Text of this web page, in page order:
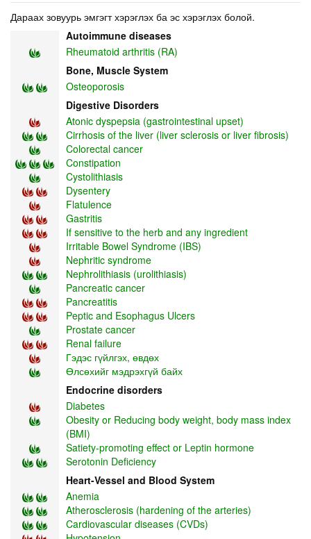
Дараах зовуурь эмгэгт хэрэглэх ба эс хэрэглэх болой.
Autoimmune diseases
Rheumatoid arthritis (RA)
Bone, Muscle System
Osteoporosis
Digestive Disorders
Atonic dyspepsia (gastrointestinal upset)
Cirrhosis of the liver (liver sclerosis or liver fibrosis)
Colorectal cancer
Constipation
Cystolithiasis
Dysentery
Flatulence
Gastritis
If sensitive to the herb and any ingredient
Irritable Bowel Syndrome (IBS)
Nephritic syndrome
Nephrolithiasis (urolithiasis)
Pancreatic cancer
Pancreatitis
Peptic and Esophagus Ulcers
Prostate cancer
Renal failure
Гэдэс гүйлгэх, өвдөх
Өлсөхийг мэдрэхгүй байх
Endocrine disorders
Diabetes
Obesity or Reducing body weight, body mass index
(BMI)
Satiety-promoting effect or Leptin hormone
Serotonin Deficiency
Heart-Vessel and Blood System
Anemia
Atherosclerosis (hardening of the arteries)
Cardiovascular diseases (CVDs)